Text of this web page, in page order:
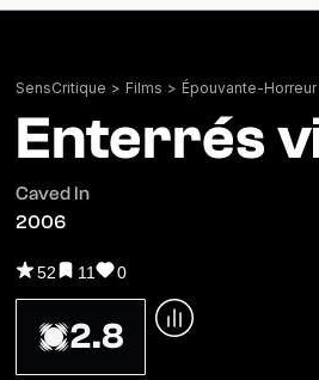
SensCritique > Films > Épouvante-Horreur
Enterrés
Caved In
2006
52 11 0
2.8